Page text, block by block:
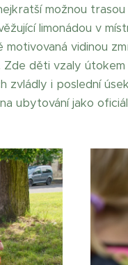
možnou
limonádou v
vidinou
děti vzaly
zvládly i poslední
ubytování jako